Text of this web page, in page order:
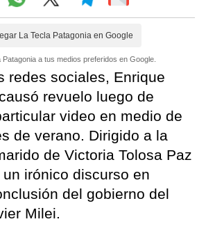
La Tecla Patagonia en Google
Patagonia a tus medios preferidos en Google.
redes sociales, Enrique
revuelo luego de
video en medio de
de verano. Dirigido a la
de Victoria Tolosa Paz
irónico discurso en
del gobierno del
Milei.